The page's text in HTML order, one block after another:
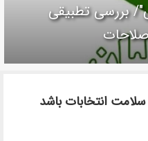
بررسی تطبیقی
انتخابات باشد